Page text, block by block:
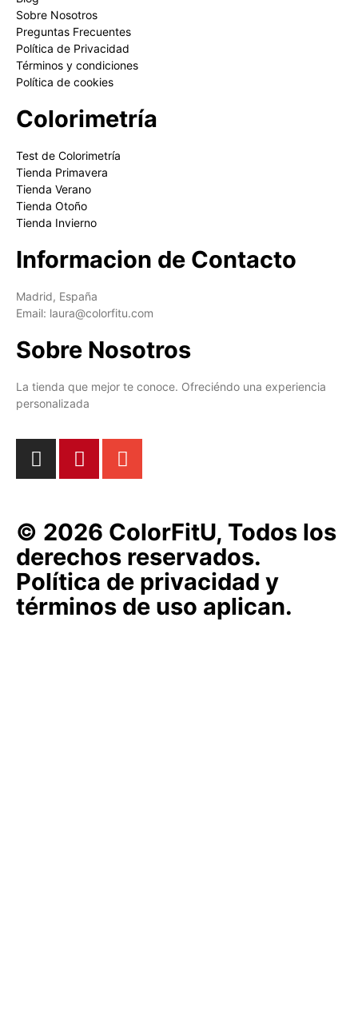
Sobre Nosotros
Preguntas Frecuentes
Política de Privacidad
Términos y condiciones
Política de cookies
Colorimetría
Test de Colorimetría
Tienda Primavera
Tienda Verano
Tienda Otoño
Tienda Invierno
Informacion de Contacto
Madrid, España
Email: laura@colorfitu.com
Sobre Nosotros
La tienda que mejor te conoce. Ofreciéndo una experiencia
personalizada
© 2026 ColorFitU, Todos los
derechos reservados.
Política de privacidad y
términos de uso aplican.